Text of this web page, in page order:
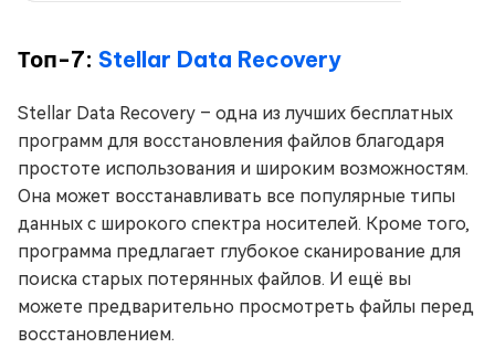
Топ-7: Stellar Data Recovery
Stellar Data Recovery – одна из лучших бесплатных
программ для восстановления файлов благодаря
простоте использования и широким возможностям.
Она может восстанавливать все популярные типы
данных с широкого спектра носителей. Кроме того,
программа предлагает глубокое сканирование для
поиска старых потерянных файлов. И ещё вы
можете предварительно просмотреть файлы перед
восстановлением.